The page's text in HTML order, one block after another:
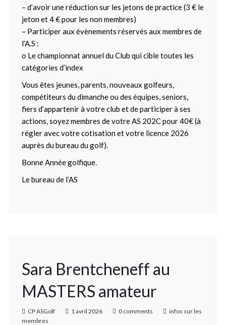
– d’avoir une réduction sur les jetons de practice (3 € le
jeton et 4 € pour les non membres)
– Participer aux évènements réservés aux membres de
l’A.S :
o Le championnat annuel du Club qui cible toutes les
catégories d’index
Vous êtes jeunes, parents, nouveaux golfeurs,
compétiteurs du dimanche ou des équipes, seniors,
fiers d’appartenir à votre club et de participer à ses
actions, soyez membres de votre AS 202C pour 40€ (à
régler avec votre cotisation et votre licence 2026
auprès du bureau du golf).
Bonne Année golfique.
Le bureau de l’AS
Sara Brentcheneff au
MASTERS amateur
CP ASGolf 1 avril 2026 0 comments
infos sur les
membres